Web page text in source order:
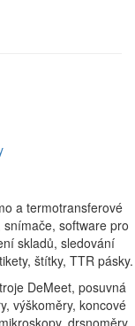
a termotransferové
software pro
skladů, sledování
štítky, TTR pásky.
DeMeet, posuvná
výškoměry, koncové
drsnoměry,